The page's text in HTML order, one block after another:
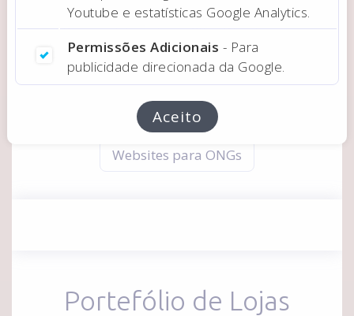
Desenvolvimento de Sites Wordpress
Design de Lojas Online Sites de ONGs
Sites para IPSS e o Sector Social
Websites para ONGs
Portefólio de Lojas
Youtube e estatísticas Google Analytics.
Permissões Adicionais - Para
publicidade direcionada da Google.
Aceito